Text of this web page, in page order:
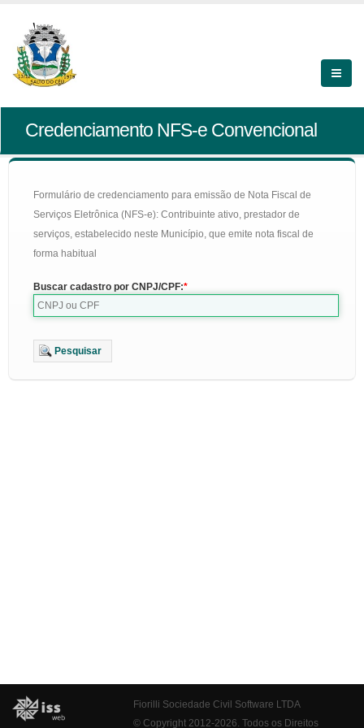
Credenciamento NFS-e Convencional
Formulário de credenciamento para emissão de Nota Fiscal de
Serviços Eletrônica (NFS-e): Contribuinte ativo, prestador de
serviços, estabelecido neste Município, que emite nota fiscal de
forma habitual
Buscar cadastro por CNPJ/CPF:
Pesquisar
Fiorilli Sociedade Civil Software LTDA
© Copyright 2012-2026. Todos os Direitos